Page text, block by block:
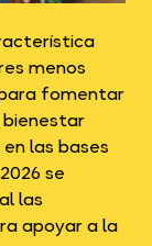
menos
fomentar
bienestar
las bases
se
las
apoyar a la